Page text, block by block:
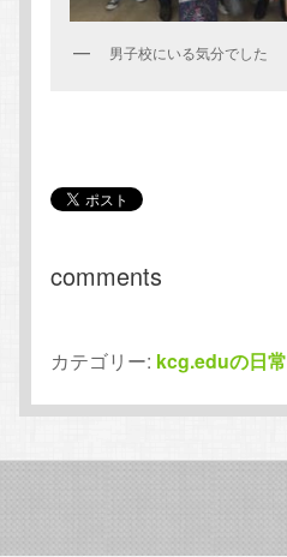
男子校にいる気分でした
comments
カテゴリー: kcg.eduの日常